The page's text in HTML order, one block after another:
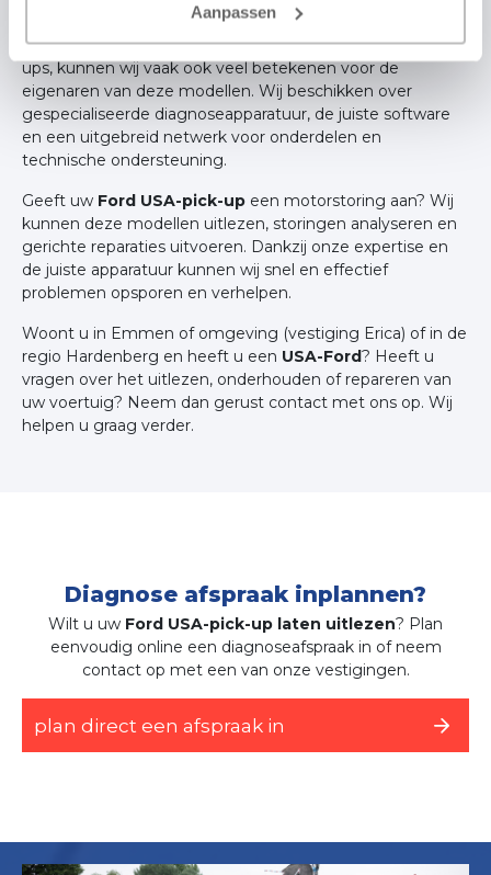
Aanpassen
F-150, Ranger, Maverick en Super Duty-modellen. Door
onze ervaring en connecties in de wereld van USA-pick-
ups, kunnen wij vaak ook veel betekenen voor de
eigenaren van deze modellen. Wij beschikken over
gespecialiseerde diagnoseapparatuur, de juiste software
en een uitgebreid netwerk voor onderdelen en
technische ondersteuning.
Geeft uw Ford USA-pick-up een motorstoring aan? Wij
kunnen deze modellen uitlezen, storingen analyseren en
gerichte reparaties uitvoeren. Dankzij onze expertise en
de juiste apparatuur kunnen wij snel en effectief
problemen opsporen en verhelpen.
Woont u in Emmen of omgeving (vestiging Erica) of in de
regio Hardenberg en heeft u een USA-Ford? Heeft u
vragen over het uitlezen, onderhouden of repareren van
uw voertuig? Neem dan gerust contact met ons op. Wij
helpen u graag verder.
Diagnose afspraak inplannen?
Wilt u uw Ford USA-pick-up laten uitlezen? Plan
eenvoudig online een diagnoseafspraak in of neem
contact op met een van onze vestigingen.
plan direct een afspraak in